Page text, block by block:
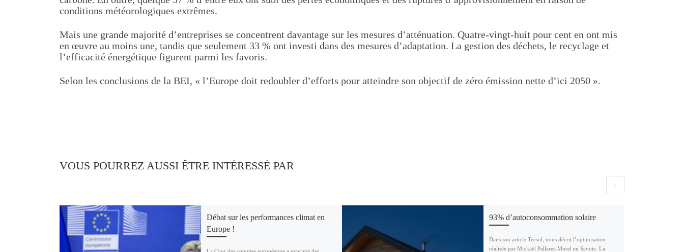
conditions météorologiques extrêmes.
Mais une grande majorité d’entreprises se concentrent davantage sur les mesures d’atténuation. Quatre-vingt-huit pour cent en ont mis
en œuvre au moins une, tandis que seulement 33 % ont investi dans des mesures d’adaptation. La gestion des déchets, le recyclage et
l’efficacité énergétique figurent parmi les favoris.
Selon les conclusions de la BEI, « l’Europe doit redoubler d’efforts pour atteindre son objectif de zéro émission nette d’ici 2050 ».
VOUS POURREZ AUSSI ÊTRE INTÉRESSÉ PAR
Débat sur les performances climat en
Europe !
93% d’autoconsommation solaire
Dans son article Tecsol, nous décrit l’optimisation
réalisée par Mickaël Pallares-Morel en Savoie. La